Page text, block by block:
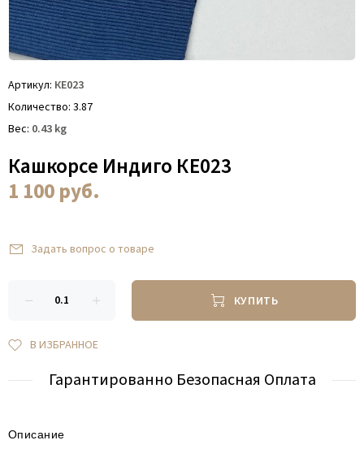
Артикул КЕ023
Количество 3.87
Вес 0.43 kg
Кашкорсе Индиго КЕ023
1 100руб.
Задать вопрос о товаре
КУПИТЬ
В ИЗБРАННОЕ
Гарантированно Безопасная Оплата
Описание